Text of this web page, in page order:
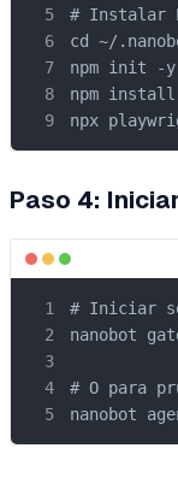
# Instalar
cd ~/
npm init -y
npm
npx
Paso 4:
# Iniciar
nanobot
# O para
nanobot